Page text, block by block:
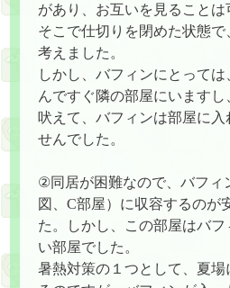
があり、お互いを見ることは
そこで仕切りを閉めた状態
考えました。
しかし、バフィンにとって
んですぐ隣の部屋にいます
吠えて、バフィンは部屋に入
せんでした。
②同居が困難なので、バフィ
図、C部屋）に収容するのが
た。しかし、この部屋はバ
い部屋でした。
暑熱対策の１つとして、夏